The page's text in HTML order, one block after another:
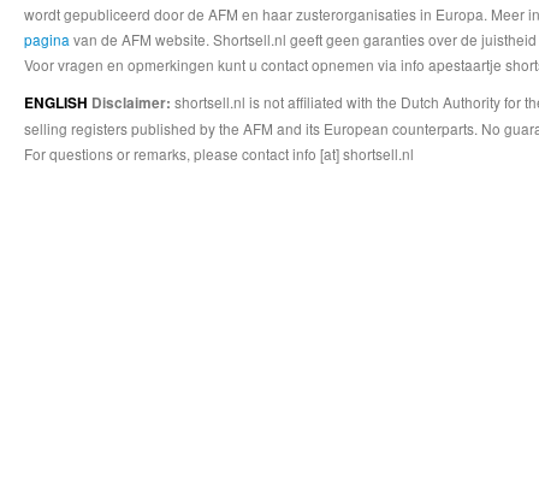
wordt gepubliceerd door de AFM en haar zusterorganisaties in Europa.
pagina van de AFM website. Shortsell.nl geeft geen garanties over de
Voor vragen en opmerkingen kunt u contact opnemen via info apestaartje
ENGLISH Disclaimer: shortsell.nl is not affiliated with the Dutch Authority for
selling registers published by the AFM and its European counterparts. No
For questions or remarks, please contact info [at] shortsell.nl